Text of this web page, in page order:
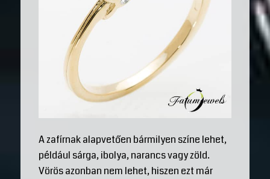
A zafírnak alapvetően bármilyen színe lehet,
például sárga, ibolya, narancs vagy zöld.
Vörös azonban nem lehet, hiszen ezt már